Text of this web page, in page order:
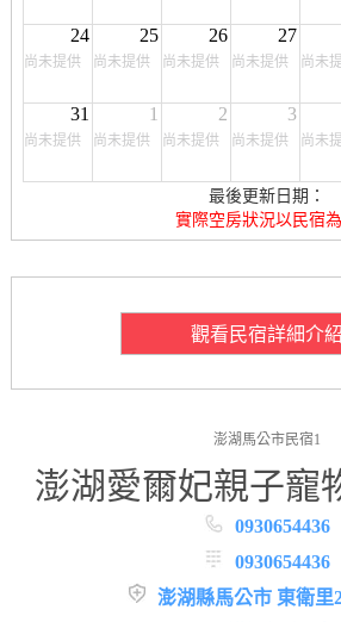
24
尚未提供
25
尚未提供
26
尚未提供
27
尚未提供 尚未
31
尚未提供
1
尚未提供
2
尚未提供
3
尚未提供 尚未
最後更新日期：
實際空房狀況以民宿
觀看民宿詳細介紹
澎湖馬公市民宿1
澎湖愛爾妃親子寵
0930654436
0930654436
澎湖縣馬公市 東衛里